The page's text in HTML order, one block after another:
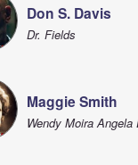
Don S. Davis
Dr. Fields
Maggie Smith
Wendy Moira Angela